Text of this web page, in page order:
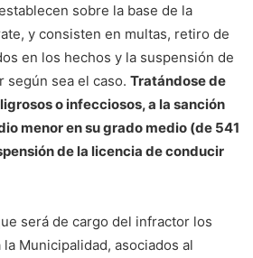
sobre la base de la
y consisten en multas, retiro de
en los hechos y la suspensión de
según sea el caso. Tratándose de
o infecciosos, a la sanción
menor en su grado medio (de 541
de la licencia de conducir
será de cargo del infractor los
Municipalidad, asociados al